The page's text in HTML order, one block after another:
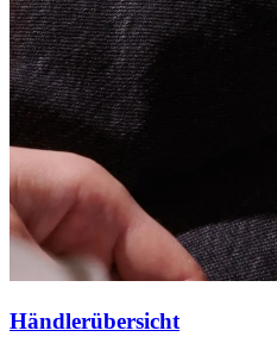
Händlerübersicht